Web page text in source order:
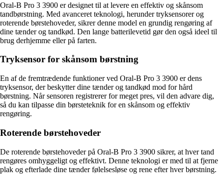
Oral-B Pro 3 3900 er designet til at levere en effektiv og skånsom
tandbørstning. Med avanceret teknologi, herunder tryksensorer og
roterende børstehoveder, sikrer denne model en grundig rengøring af
dine tænder og tandkød. Den lange batterilevetid gør den også ideel til
brug derhjemme eller på farten.
Tryksensor for skånsom børstning
En af de fremtrædende funktioner ved Oral-B Pro 3 3900 er dens
tryksensor, der beskytter dine tænder og tandkød mod for hård
børstning. Når sensoren registrerer for meget pres, vil den advare dig,
så du kan tilpasse din børsteteknik for en skånsom og effektiv
rengøring.
Roterende børstehoveder
De roterende børstehoveder på Oral-B Pro 3 3900 sikrer, at hver tand
rengøres omhyggeligt og effektivt. Denne teknologi er med til at fjerne
plak og efterlade dine tænder følelsesløse og rene efter hver børstning.